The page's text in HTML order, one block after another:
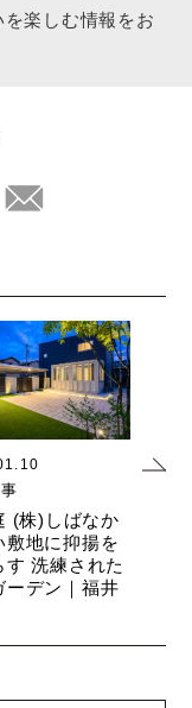
楽しむ情報をお
(株)しばなか
敷地に抑揚を
す 洗練された
ーデン｜福井